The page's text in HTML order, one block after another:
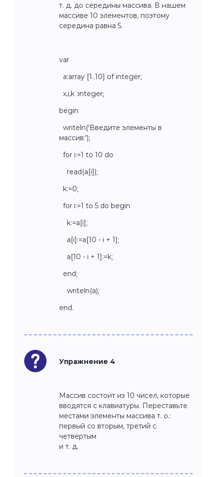
т. д. до середины массива. В нашем
массиве 10 элементов, поэтому
середина равна 5.
var
a:array [1..10] of integer;
x,i,k :integer;
begin
writeln('Введите элементы в
массив:');
for i:=1 to 10 do
read(a[i]);
k:=0;
for i:=1 to 5 do begin
k:=a[i];
a[i]:=a[10 - i + 1];
a[10 - i + 1]:=k;
end;
writeln(a);
end.
Упражнение 4
Массив состоит из 10 чисел, которые
вводятся с клавиатуры. Переставьте
местами элементы массива т. о.:
первый со вторым, третий с
четвёртым
и т. д.